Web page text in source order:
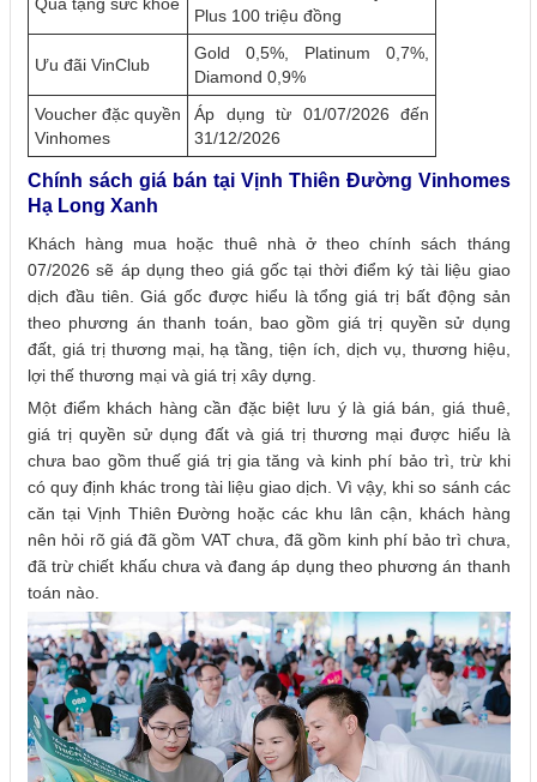
Plus 100 triệu đồng
Ưu đãi VinClub
Gold 0,5%, Platinum 0,7%,
Diamond 0,9%
Voucher đặc quyền
Vinhomes
Áp dụng từ 01/07/2026 đến
31/12/2026
Chính sách giá bán tại Vịnh Thiên Đường Vinhomes
Hạ Long Xanh
Khách hàng mua hoặc thuê nhà ở theo chính sách tháng
07/2026 sẽ áp dụng theo giá gốc tại thời điểm ký tài liệu giao
dịch đầu tiên. Giá gốc được hiểu là tổng giá trị bất động sản
theo phương án thanh toán, bao gồm giá trị quyền sử dụng
đất, giá trị thương mại, hạ tầng, tiện ích, dịch vụ, thương hiệu,
lợi thế thương mại và giá trị xây dựng.
Một điểm khách hàng cần đặc biệt lưu ý là giá bán, giá thuê,
giá trị quyền sử dụng đất và giá trị thương mại được hiểu là
chưa bao gồm thuế giá trị gia tăng và kinh phí bảo trì, trừ khi
có quy định khác trong tài liệu giao dịch. Vì vậy, khi so sánh các
căn tại Vịnh Thiên Đường hoặc các khu lân cận, khách hàng
nên hỏi rõ giá đã gồm VAT chưa, đã gồm kinh phí bảo trì chưa,
đã trừ chiết khấu chưa và đang áp dụng theo phương án thanh
toán nào.